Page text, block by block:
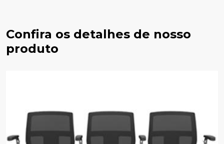
Confira os detalhes de nosso
produto